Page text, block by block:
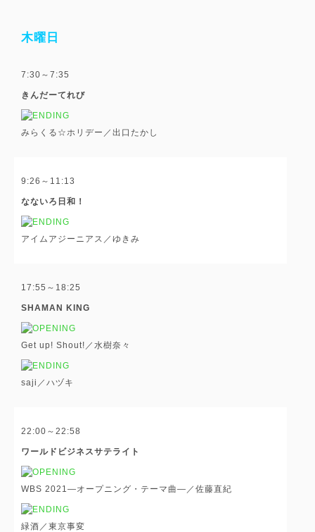
木曜日
7:30～7:35
きんだーてれび
みらくる☆ホリデー／出口たかし
9:26～11:13
なないろ日和！
アイムアジーニアス／ゆきみ
17:55～18:25
SHAMAN KING
Get up! Shout!／水樹奈々
saji／ハヅキ
22:00～22:58
ワールドビジネスサテライト
WBS 2021―オープニング・テーマ曲―／佐藤直紀
緑酒／東京事変